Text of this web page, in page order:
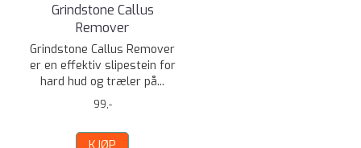
Grindstone Callus
Remover
Grindstone Callus Remover
er en effektiv slipestein for
hard hud og træler på...
99,-
KJØP